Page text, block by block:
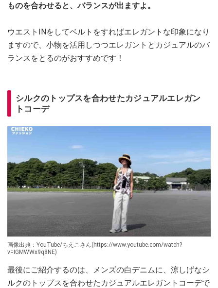
ものを合わせると、バランスが出ますよ。
ウエストINをしてベルトをすればエレガントな印象になり
ますので、小物を活用しつつエレガントとカジュアルのバ
ランスをとるのがおすすめです！
シルクのトップスを合わせたカジュアルエレガン
トコーデ
画像出典：YouTube/ちえこさん(https://www.youtube.com/watch?
v=IGMWWx9q8NE)
最後にご紹介するのは、メンズの白デニムに、涼しげなシ
ルクのトップスを合わせたカジュアルエレガントコーデで